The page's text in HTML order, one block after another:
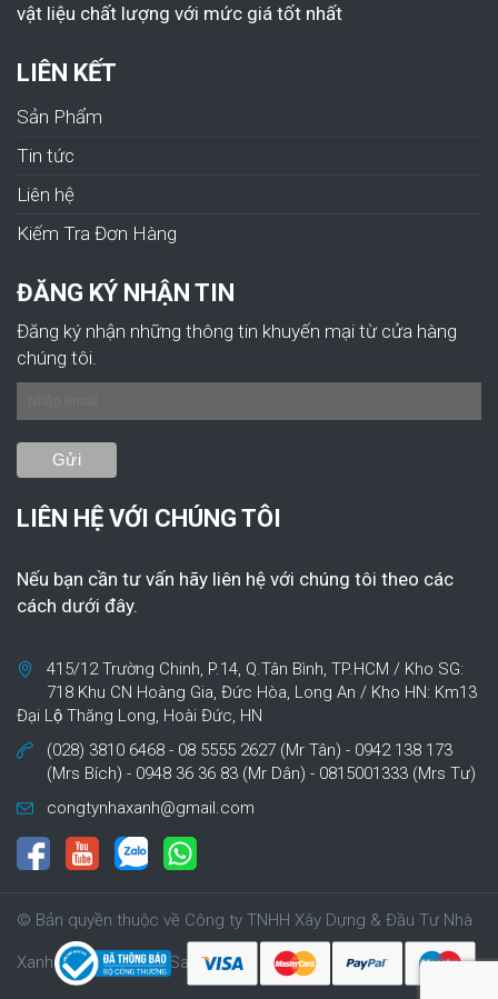
vật liệu chất lượng với mức giá tốt nhất
LIÊN KẾT
Sản Phẩm
Tin tức
Liên hệ
Kiếm Tra Đơn Hàng
ĐĂNG KÝ NHẬN TIN
Đăng ký nhận những thông tin khuyến mại từ cửa hàng
chúng tôi.
LIÊN HỆ VỚI CHÚNG TÔI
Nếu bạn cần tư vấn hãy liên hệ với chúng tôi theo các
cách dưới đây.
415/12 Trường Chinh, P.14, Q.Tân Bình, TP.HCM / Kho SG:
718 Khu CN Hoàng Gia, Đức Hòa, Long An / Kho HN: Km13
Đại Lộ Thăng Long, Hoài Đức, HN
(028) 3810 6468 - 08 5555 2627 (Mr Tân) - 0942 138 173
(Mrs Bích) - 0948 36 36 83 (Mr Dân) - 0815001333 (Mrs Tư)
congtynhaxanh@gmail.com
© Bản quyền thuộc về Công ty TNHH Xây Dựng & Đầu Tư Nhà
Xanh | Cung cấp bởi Sapo